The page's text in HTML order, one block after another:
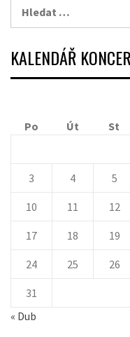
KALENDÁŘ
Po
Út St
3 4 5
10 11 12
17 18 19
24 25 26
31
« Dub